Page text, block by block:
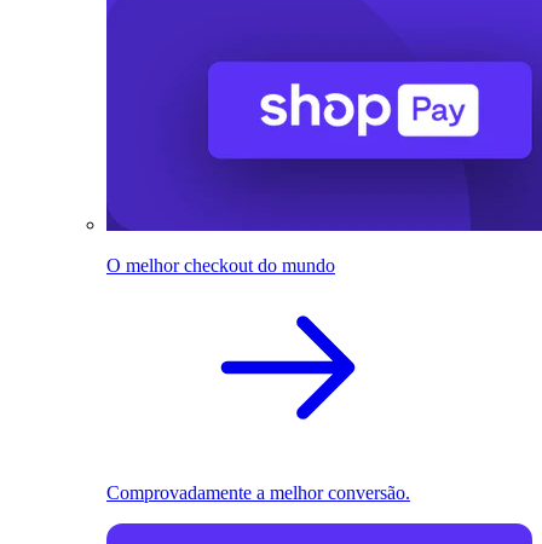
O melhor checkout do mundo
Comprovadamente a melhor conversão.